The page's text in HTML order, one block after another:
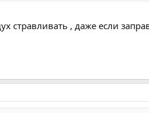
стравливать , даже если